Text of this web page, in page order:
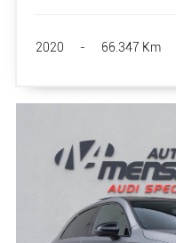
2020 - 66.347 Km